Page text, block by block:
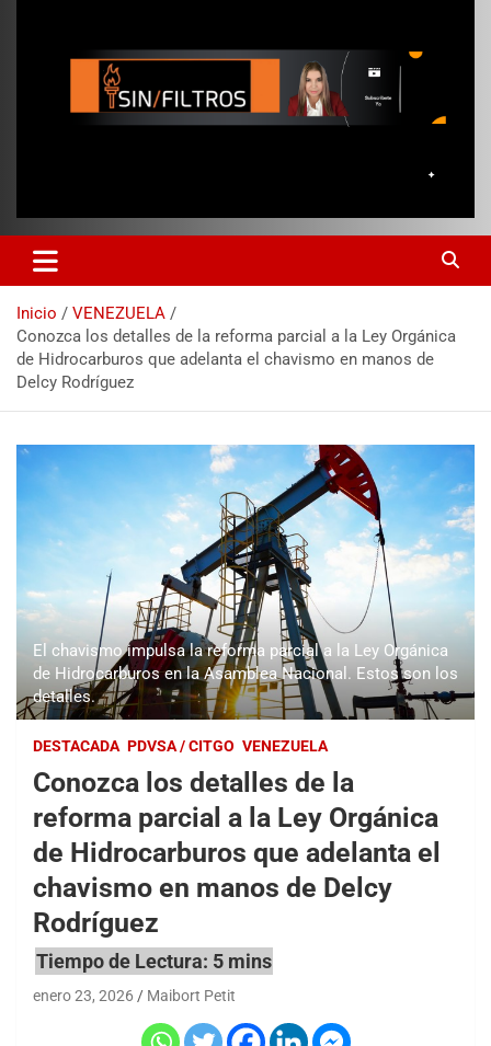
Inicio
VENEZUELA
Conozca los detalles de la reforma parcial a la Ley Orgánica
de Hidrocarburos que adelanta el chavismo en manos de
Delcy Rodríguez
El chavismo impulsa la reforma parcial a la Ley Orgánica
de Hidrocarburos en la Asamblea Nacional. Estos son los
detalles.
DESTACADA PDVSA / CITGO VENEZUELA
Conozca los detalles de la
reforma parcial a la Ley Orgánica
de Hidrocarburos que adelanta el
chavismo en manos de Delcy
Rodríguez
enero 23, 2026 Maibort Petit